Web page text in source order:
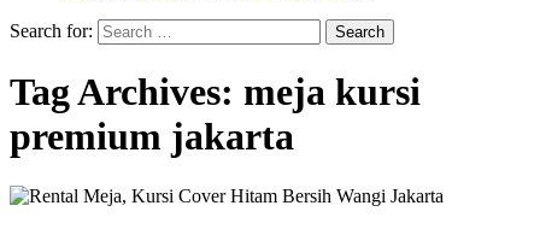
Search for:
Tag Archives: meja kursi
premium jakarta